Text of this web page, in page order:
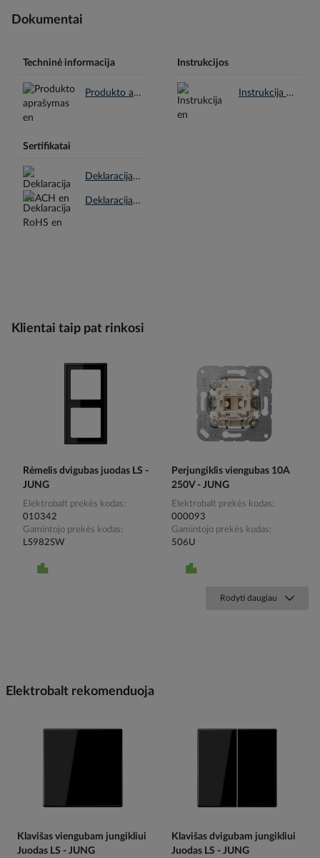
Dokumentai
Techninė informacija
Produkto aprašymas en.pdf
Instrukcijos
Instrukcija en.pdf
Sertifikatai
Deklaracija REACH en.pdf
Deklaracija RoHS en.pdf
Klientai taip pat rinkosi
Rėmelis dvigubas juodas LS -
JUNG
Elektrobalt prekės kodas
010342
Gamintojo prekės kodas
LS982SW
Perjungiklis viengubas 10A
250V - JUNG
Elektrobalt prekės kodas
000093
Gamintojo prekės kodas
506U
Rodyti daugiau
Elektrobalt rekomenduoja
Klavišas viengubam jungikliui
Juodas LS - JUNG
Klavišas dvigubam jungikliui
Juodas LS - JUNG